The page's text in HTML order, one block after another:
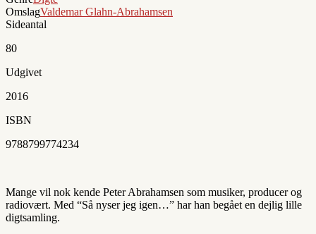
OmslagValdemar Glahn-Abrahamsen
Sideantal
80
Udgivet
2016
ISBN
9788799774234
Mange vil nok kende Peter Abrahamsen som musiker, producer og
radiovært. Med “Så nyser jeg igen…” har han begået en dejlig lille
digtsamling.